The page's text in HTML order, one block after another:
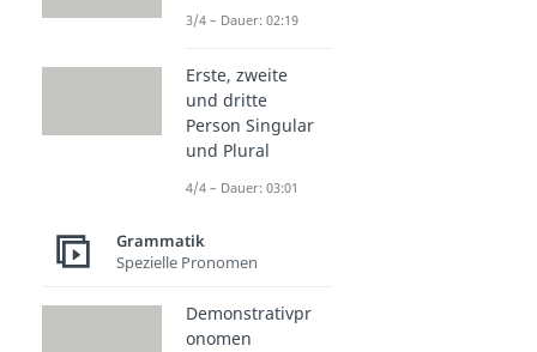
3/4 – Dauer: 02:19
Erste, zweite
und dritte
Person Singular
und Plural
4/4 – Dauer: 03:01
Grammatik
Spezielle Pronomen
Demonstrativpr
onomen